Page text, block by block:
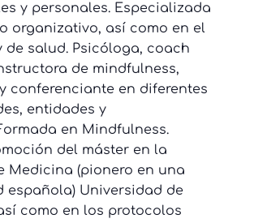
y personales. Especializada
organizativo, así como en el
de salud. Psicóloga, coach
de mindfulness,
conferenciante en diferentes
entidades y
en Mindfulness.
del máster en la
Medicina (pionero en una
española) Universidad de
como en los protocolos